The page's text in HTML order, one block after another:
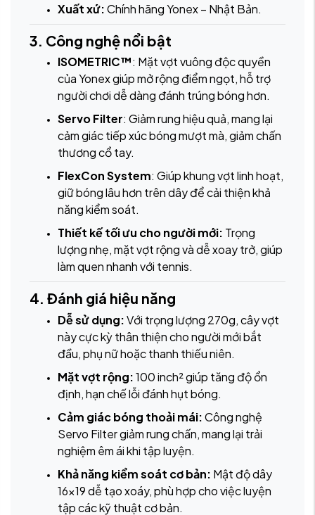
Xuất xứ:Chính hãng Yonex – Nhật Bản.
3. Công nghệ nổi bật
ISOMETRIC™: Mặt vợt vuông độc quyền
của Yonex giúp mở rộng điểm ngọt, hỗ trợ
người chơi dễ dàng đánh trúng bóng hơn.
Servo Filter: Giảm rung hiệu quả, mang lại
cảm giác tiếp xúc bóng mượt mà, giảm chấn
thương cổ tay.
FlexCon System: Giúp khung vợt linh hoạt,
giữ bóng lâu hơn trên dây để cải thiện khả
năng kiểm soát.
Thiết kế tối ưu cho người mới: Trọng
lượng nhẹ, mặt vợt rộng và dễ xoay trở, giúp
làm quen nhanh với tennis.
4. Đánh giá hiệu năng
Dễ sử dụng:Với trọng lượng 270g, cây vợt
này cực kỳ thân thiện cho người mới bắt
đầu, phụ nữ hoặc thanh thiếu niên.
Mặt vợt rộng:100 inch² giúp tăng độ ổn
định, hạn chế lỗi đánh hụt bóng.
Cảm giác bóng thoải mái:Công nghệ
Servo Filter giảm rung chấn, mang lại trải
nghiệm êm ái khi tập luyện.
Khả năng kiểm soát cơ bản: Mật độ dây
16x19 dễ tạo xoáy, phù hợp cho việc luyện
tập các kỹ thuật cơ bản.